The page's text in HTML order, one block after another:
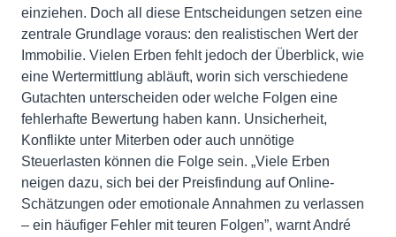
einziehen. Doch all diese Entscheidungen setzen eine
zentrale Grundlage voraus: den realistischen Wert der
Immobilie. Vielen Erben fehlt jedoch der Überblick, wie
eine Wertermittlung abläuft, worin sich verschiedene
Gutachten unterscheiden oder welche Folgen eine
fehlerhafte Bewertung haben kann. Unsicherheit,
Konflikte unter Miterben oder auch unnötige
Steuerlasten können die Folge sein. „Viele Erben
neigen dazu, sich bei der Preisfindung auf Online-
Schätzungen oder emotionale Annahmen zu verlassen
– ein häufiger Fehler mit teuren Folgen”, warnt André